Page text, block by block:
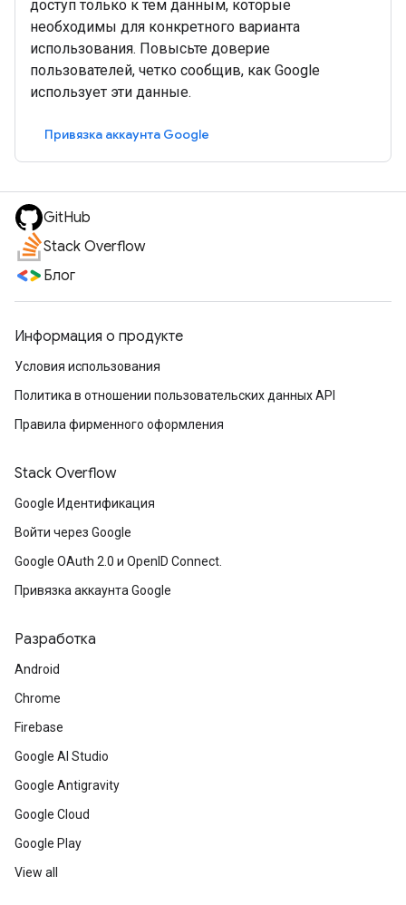
доступ только к тем данным, которые
необходимы для конкретного варианта
использования. Повысьте доверие
пользователей, четко сообщив, как Google
использует эти данные.
Привязка аккаунта Google
GitHub
Stack Overflow
Блог
Информация о продукте
Условия использования
Политика в отношении пользовательских данных API
Правила фирменного оформления
Stack Overflow
Google Идентификация
Войти через Google
Google OAuth 2.0 и OpenID Connect.
Привязка аккаунта Google
Разработка
Android
Chrome
Firebase
Google AI Studio
Google Antigravity
Google Cloud
Google Play
View all